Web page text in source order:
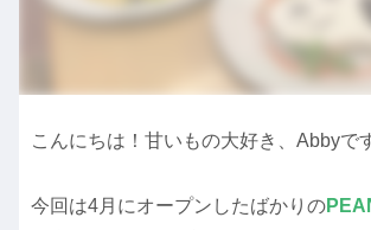
こんにちは！甘いもの大好き、Abbyで
今回は4月にオープンしたばかりの